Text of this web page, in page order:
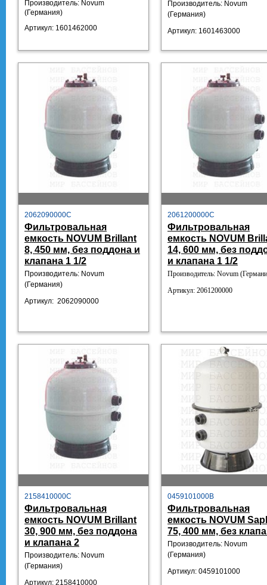
Производитель: Novum
(Германия)
Артикул: 1601462000
Производитель: Novum
(Германия)
Артикул: 1601463000
2062090000C
Фильтровальная
емкость NOVUM Brillant
8, 450 мм, без поддона и
клапана 1 1/2
Производитель: Novum
(Германия)
Артикул: 2062090000
2061200000C
Фильтровальная
емкость NOVUM
14, 600 мм, без
и клапана 1 1/2
Производитель: Novum
Артикул: 2061200000
2158410000C
Фильтровальная
емкость NOVUM Brillant
30, 900 мм, без поддона
и клапана 2
Производитель: Novum
(Германия)
Артикул: 2158410000
0459101000B
Фильтровальная
емкость NOVUM
75, 400 мм, без
Производитель: Novum
(Германия)
Артикул: 0459101000